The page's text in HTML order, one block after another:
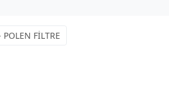
FİLTRE